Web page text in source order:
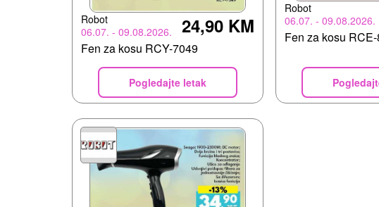
Robot
06.07. - 09.08.2026.
24,90 KM
Fen za kosu RCY-7049
Pogledajte letak
Robot
06.07. - 09.08.2026.
Fen za kosu